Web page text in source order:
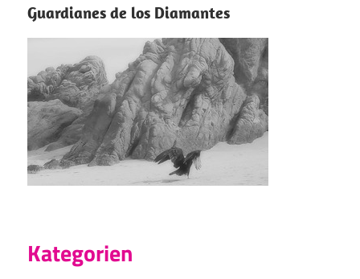
Guardianes de los Diamantes
Kategorien